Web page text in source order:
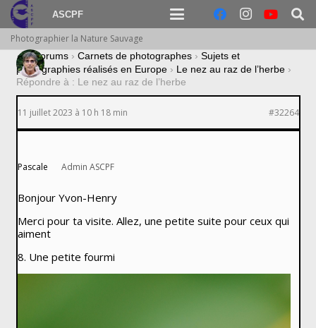
ASCPF
Photographier la Nature Sauvage
› Forums › Carnets de photographes › Sujets et
photographies réalisés en Europe › Le nez au raz de l’herbe ›
Répondre à : Le nez au raz de l’herbe
11 juillet 2023 à 10 h 18 min #32264
Pascale Admin ASCPF
Bonjour Yvon-Henry
Merci pour ta visite. Allez, une petite suite pour ceux qui
aiment
8. Une petite fourmi